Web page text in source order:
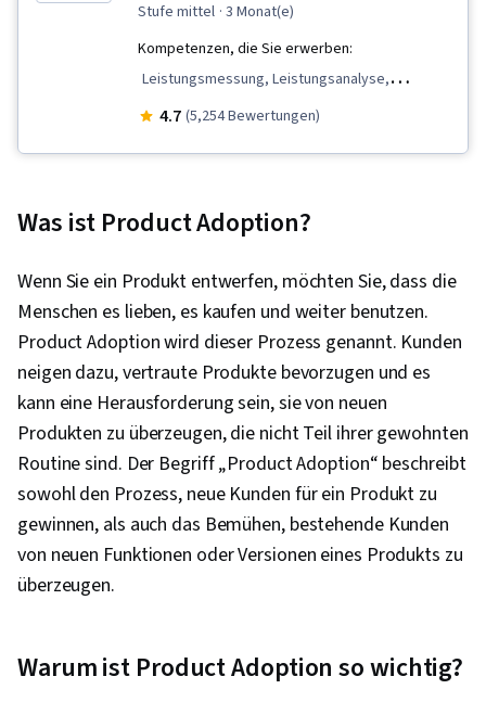
stufe mittel · 3 Monat(e)
Kompetenzen, die Sie erwerben:
Leistungsmessung, Leistungsanalyse,
Betriebsführung, Marketing, Produktstrategie,
Fertigungsverfahren, Kontinuierlicher
Betrieb, Lieferkette, Planung der
Kommunikation, Produkt-Sortiment,
Strategisches Marketing, Produkt Auskleidung,
Marketing-Strategien, Marktforschung,
Zielmarkt, Verbraucherverhalten, Wert-
Angebote, Branding, Markenstrategie,
Kundenanalyse, Marketing Management,
Marketing-Strategie und -Techniken,
Kundeneinblicke, Produktmarketing,
Produktplanung, Marktanalyse,
Management, Strategische
Entscheidungsfindung, Bedarfsplanung,
4.7 (5,254 Bewertungen)
Was ist Product Adoption?
Wenn Sie ein Produkt entwerfen, möchten Sie, dass die
Menschen es lieben, es kaufen und weiter benutzen.
Product Adoption wird dieser Prozess genannt. Kunden
neigen dazu, vertraute Produkte bevorzugen und es
kann eine Herausforderung sein, sie von neuen
Produkten zu überzeugen, die nicht Teil ihrer gewohnten
Routine sind. Der Begriff „Product Adoption“ beschreibt
sowohl den Prozess, neue Kunden für ein Produkt zu
gewinnen, als auch das Bemühen, bestehende Kunden
von neuen Funktionen oder Versionen eines Produkts zu
überzeugen.
Warum ist Product Adoption so wichtig?